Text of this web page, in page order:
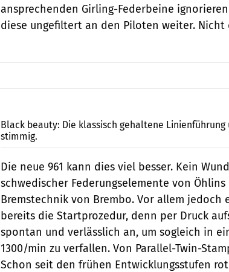
ansprechenden Girling-Federbeine
diese ungefiltert an den Piloten weiter. Nicht
Black beauty: Die klassisch gehaltene Linienführung
stimmig.
Die neue 961 kann dies viel besser. Kein
schwedischer Federungselemente von
Bremstechnik von Brembo. Vor allem jedoch
bereits die Startprozedur, denn per Druck
spontan und verlässlich an, um sogleich in
1300/min zu verfallen. Von Parallel-Twin-
Schon seit den frühen Entwicklungsstufen